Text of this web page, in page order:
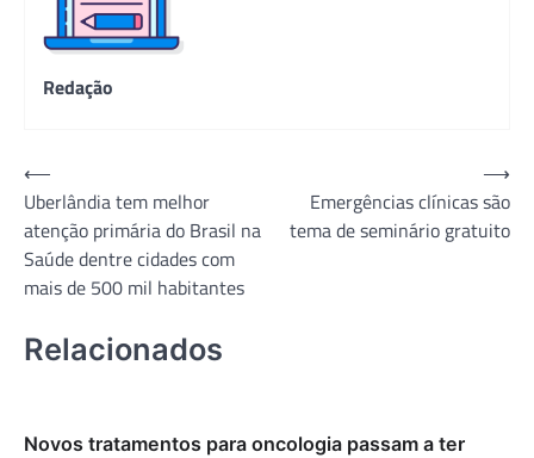
Redação
Navegação
de
Post
⟵
Uberlândia tem melhor
atenção primária do Brasil na
Saúde dentre cidades com
mais de 500 mil habitantes
Emergências clínicas são
tema de seminário gratuito
⟶
Relacionados
Novos tratamentos para oncologia passam a ter